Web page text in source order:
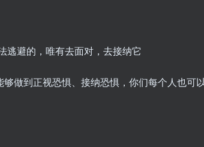
逃避的，唯有去面对，去接纳它
做到正视恐惧、接纳恐惧，你们每个人也可